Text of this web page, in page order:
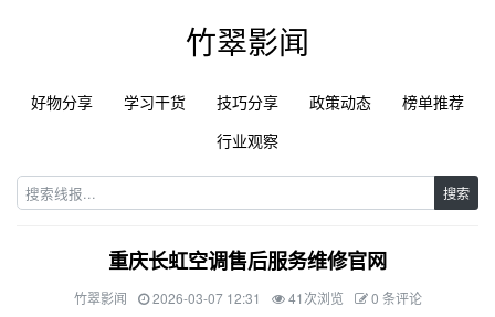
竹翠影闻
好物分享 学习干货 技巧分享 政策动态
榜单推荐
行业观察
搜索
重庆长虹空调售后服务维修官网
竹翠影闻 2026-03-07 12:31 41次浏览 0 条评论